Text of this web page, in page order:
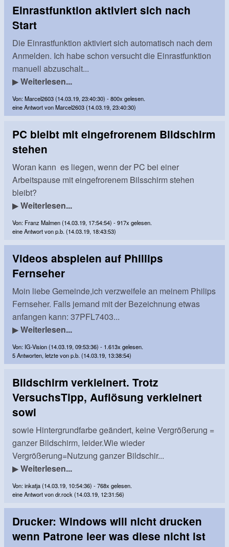
Einrastfunktion aktiviert sich nach
Start
Die Einrastfunktion aktiviert sich automatisch nach dem
Anmelden. Ich habe schon versucht die Einrastfunktion
manuell abzuschalt...
▶Weiterlesen...
Von: Marcel2603 (14.03.19, 23:40:30) - 800x gelesen.
eine Antwort von Marcel2603 (14.03.19, 23:40:30)
PC bleibt mit eingefrorenem Bildschirm
stehen
Woran kann es liegen, wenn der PC bei einer
Arbeitspause mit eingefrorenem Bilsschirm stehen
bleibt?
▶Weiterlesen...
Von: Franz Malmen (14.03.19, 17:54:54) - 917x gelesen.
eine Antwort von p.b. (14.03.19, 18:43:53)
Videos abspielen auf Phillips
Fernseher
Moin liebe Gemeinde,ich verzweifele an meinem Philips
Fernseher. Falls jemand mit der Bezeichnung etwas
anfangen kann: 37PFL7403...
▶Weiterlesen...
Von: IG-Vision (14.03.19, 09:53:36) - 1.613x gelesen.
5 Antworten, letzte von p.b. (14.03.19, 13:38:54)
Bildschirm verkleinert. Trotz
VersuchsTipp, Auflösung verkleinert
sowi
sowie Hintergrundfarbe geändert, keine Vergrößerung =
ganzer Bildschirm, leider.Wie wieder
Vergrößerung=Nutzung ganzer Bildschir...
▶Weiterlesen...
Von: inkatja (14.03.19, 10:54:36) - 768x gelesen.
eine Antwort von dr.rock (14.03.19, 12:31:56)
Drucker: Windows will nicht drucken
wenn Patrone leer was diese nicht ist